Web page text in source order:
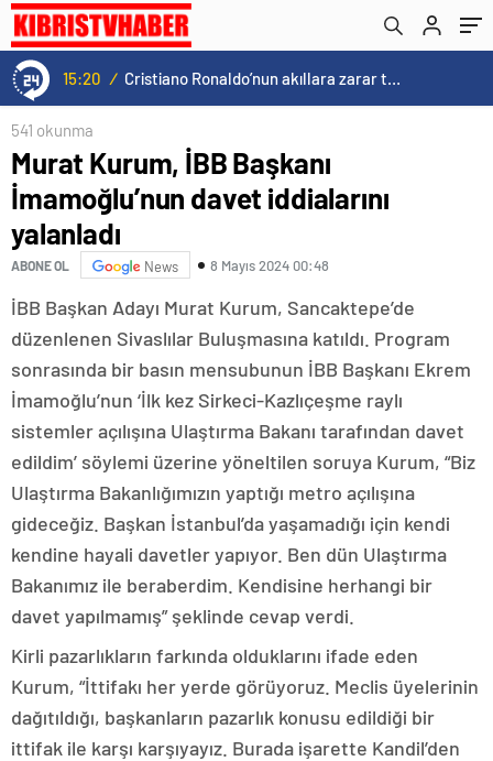
15:20 / Cristiano Ronaldo’nun akıllara zarar tüm kariyerinin istatistiğini çıkardık !
541 okunma
Murat Kurum, İBB Başkanı
İmamoğlu’nun davet iddialarını
yalanladı
ABONE OL News 8 Mayıs 2024 00:48
İBB Başkan Adayı Murat Kurum, Sancaktepe’de
düzenlenen Sivaslılar Buluşmasına katıldı. Program
sonrasında bir basın mensubunun İBB Başkanı Ekrem
İmamoğlu’nun ‘İlk kez Sirkeci-Kazlıçeşme raylı
sistemler açılışına Ulaştırma Bakanı tarafından davet
edildim’ söylemi üzerine yöneltilen soruya Kurum, “Biz
Ulaştırma Bakanlığımızın yaptığı metro açılışına
gideceğiz. Başkan İstanbul’da yaşamadığı için kendi
kendine hayali davetler yapıyor. Ben dün Ulaştırma
Bakanımız ile beraberdim. Kendisine herhangi bir
davet yapılmamış” şeklinde cevap verdi.
Kirli pazarlıkların farkında olduklarını ifade eden
Kurum, “İttifakı her yerde görüyoruz. Meclis üyelerinin
dağıtıldığı, başkanların pazarlık konusu edildiği bir
ittifak ile karşı karşıyayız. Burada işarette Kandil’den